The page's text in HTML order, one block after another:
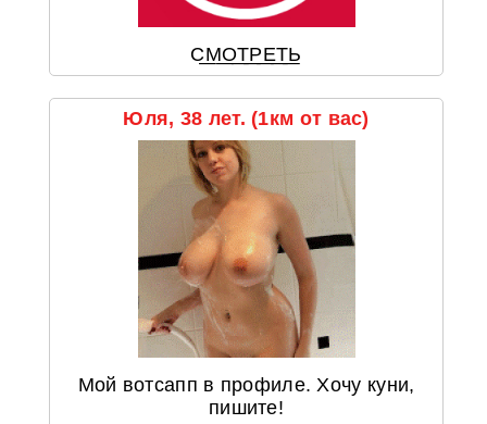
С͟М͟О͟Т͟Р͟Е͟Т͟Ь
Юля, 38 лет. (1км от вас)
Мой вотсапп в профиле. Хочу куни,
пишите!